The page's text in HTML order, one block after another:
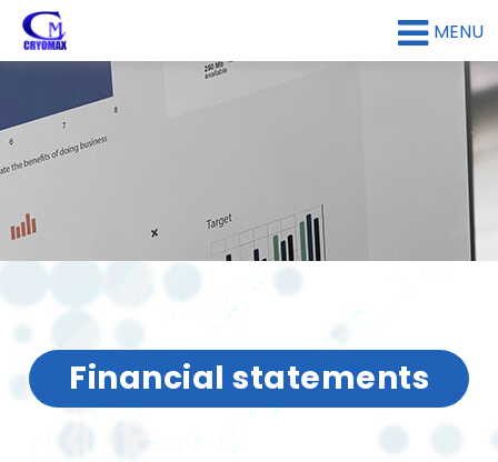
MENU
Financial statements